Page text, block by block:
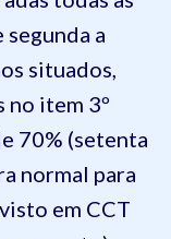
a
situados,
item 3º
70% (setenta
normal para
em CCT